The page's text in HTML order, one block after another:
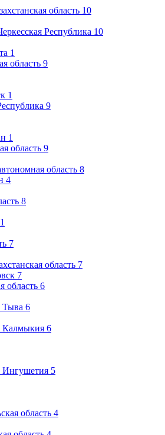
область 10
Республика 10
1
область 9
1
9
1
область 9
область 8
4
8
1
7
область 7
7
область 6
Тыва 6
Калмыкия 6
Ингушетия 5
область 4